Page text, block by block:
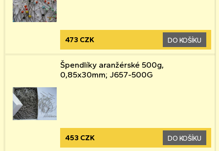
473 CZK DO KOŠÍKU
Špendlíky aranžérské 500g,
0,85x30mm; J657-500G
453 CZK DO KOŠÍKU